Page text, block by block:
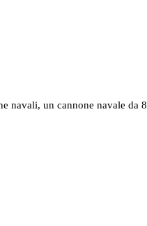
navali, un cannone navale da